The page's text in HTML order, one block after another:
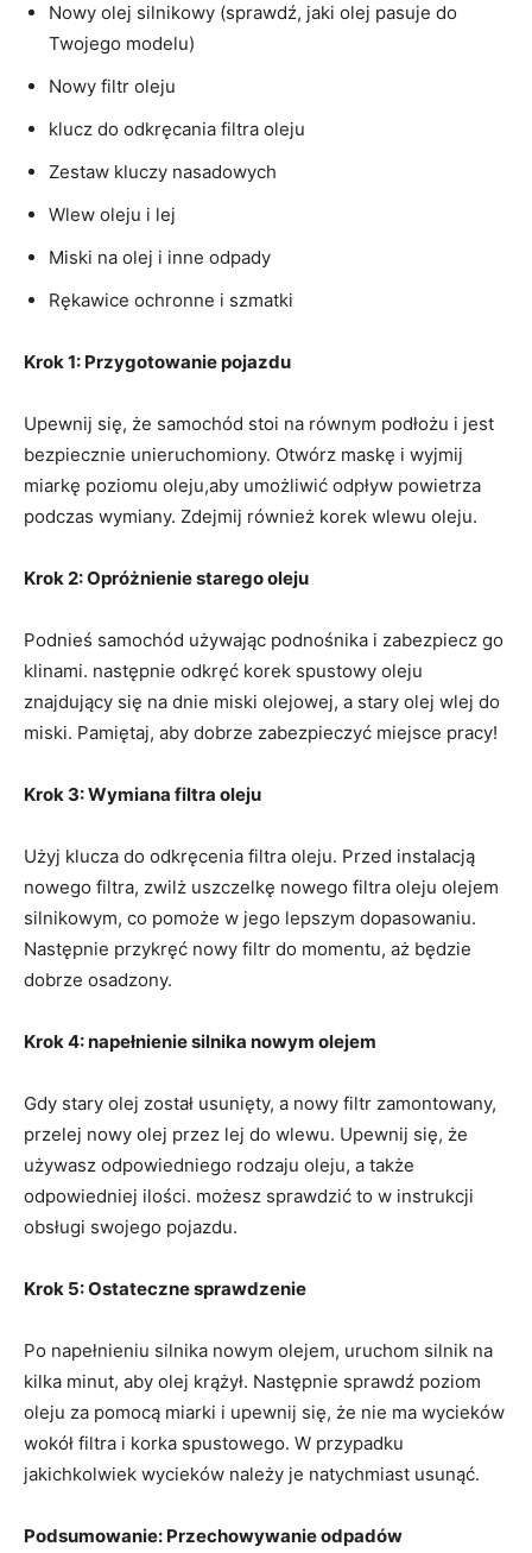
Nowy olej silnikowy (sprawdź, jaki olej pasuje do
Twojego modelu)
Nowy filtr oleju
klucz do odkręcania filtra oleju
Zestaw kluczy nasadowych
Wlew oleju i lej
Miski na olej i inne odpady
Rękawice ochronne i szmatki
Krok 1: Przygotowanie pojazdu
Upewnij się, że samochód stoi na równym podłożu i jest
bezpiecznie unieruchomiony. Otwórz maskę i wyjmij
miarkę poziomu oleju,aby umożliwić odpływ powietrza
podczas wymiany. Zdejmij również korek wlewu oleju.
Krok 2: Opróżnienie starego oleju
Podnieś samochód używając podnośnika i zabezpiecz go
klinami. następnie odkręć korek spustowy oleju
znajdujący się na dnie miski olejowej, a stary olej wlej do
miski. Pamiętaj, aby dobrze zabezpieczyć miejsce pracy!
Krok 3: Wymiana filtra oleju
Użyj klucza do odkręcenia filtra oleju. Przed instalacją
nowego filtra, zwilż uszczelkę nowego filtra oleju olejem
silnikowym, co pomoże w jego lepszym dopasowaniu.
Następnie przykręć nowy filtr do momentu, aż będzie
dobrze osadzony.
Krok 4: napełnienie silnika nowym olejem
Gdy stary olej został usunięty, a nowy filtr zamontowany,
przelej nowy olej przez lej do wlewu. Upewnij się, że
używasz odpowiedniego rodzaju oleju, a także
odpowiedniej ilości. możesz sprawdzić to w instrukcji
obsługi swojego pojazdu.
Krok 5: Ostateczne sprawdzenie
Po napełnieniu silnika nowym olejem, uruchom silnik na
kilka minut, aby olej krążył. Następnie sprawdź poziom
oleju za pomocą miarki i upewnij się, że nie ma wycieków
wokół filtra i korka spustowego. W przypadku
jakichkolwiek wycieków należy je natychmiast usunąć.
Podsumowanie: Przechowywanie odpadów